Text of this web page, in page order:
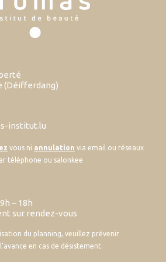
(Déifferdang)
institut.lu
vous ni annulation via email ou réseaux
téléphone ou salonkee
– 18h
sur rendez-vous
du planning, veuillez prévenir
en cas de désistement.